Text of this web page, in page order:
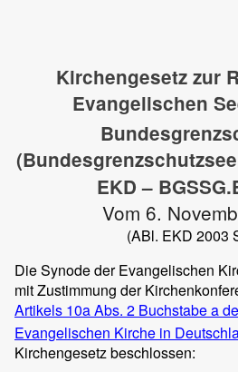
Kirchengesetz zur
Evangelischen
EKD –
Vom 6.
(ABl. EKD 2003
Die Synode der Evangelischen
mit Zustimmung der
Artikels 10a Abs. 2 Buchstabe a
Evangelischen Kirche in
Kirchengesetz beschlossen: